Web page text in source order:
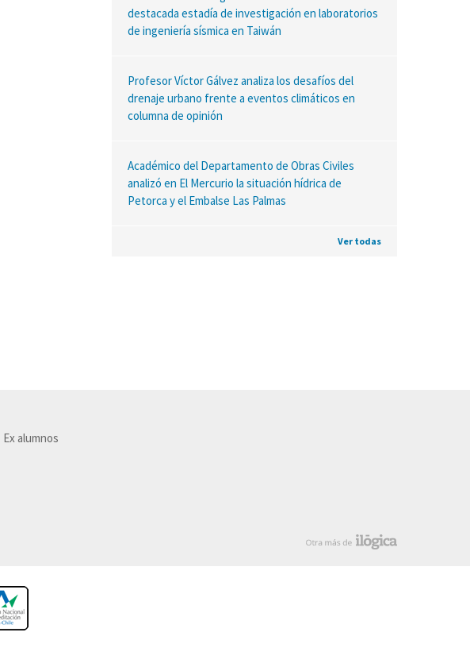
destacada estadía de investigación en laboratorios
de ingeniería sísmica en Taiwán
Profesor Víctor Gálvez analiza los desafíos del
drenaje urbano frente a eventos climáticos en
columna de opinión
Académico del Departamento de Obras Civiles
analizó en El Mercurio la situación hídrica de
Petorca y el Embalse Las Palmas
Ver todas
Ex alumnos